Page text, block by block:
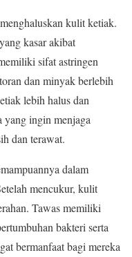
kulit ketiak.
kasar akibat
sifat astringen
dan minyak berlebih
lebih halus dan
yang ingin menjaga
dan terawat.
dalam
mencukur, kulit
Tawas memiliki
bakteri serta
bermanfaat bagi mereka